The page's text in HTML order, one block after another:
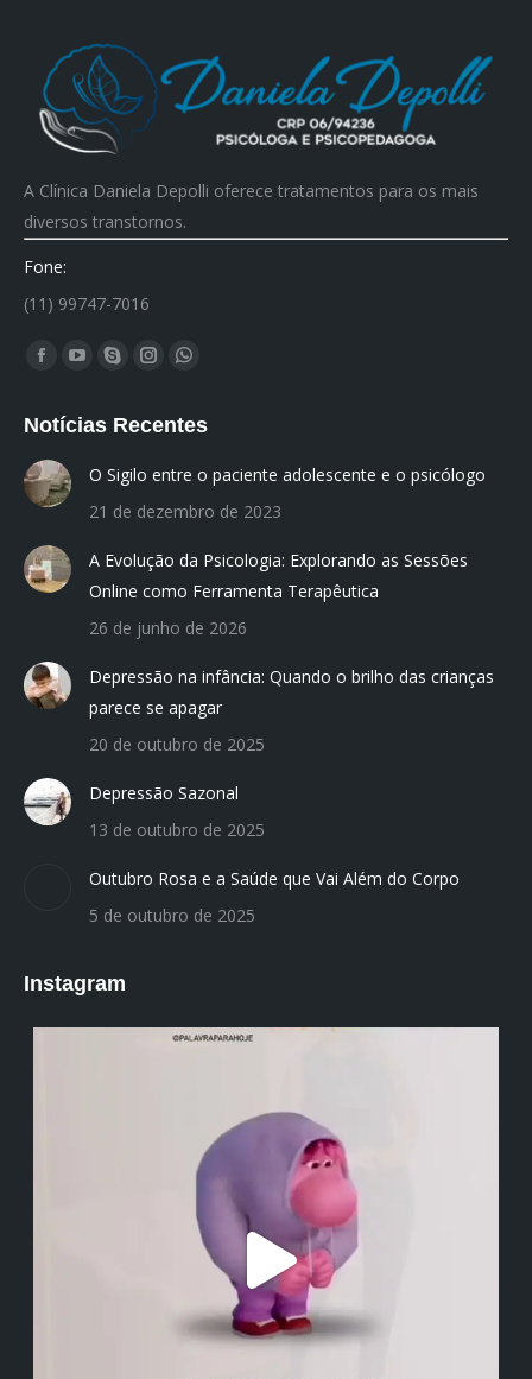
A Clínica Daniela Depolli oferece tratamentos para os mais
diversos transtornos.
Fone:
(11) 99747-7016
Encontre-nos em:
Facebook
opens
in
new
window
YouTube
opens
window
Skype
opens
new
window
Instagram
opens
window
Whatsapp
opens
new
window
Notícias Recentes
O Sigilo entre o paciente adolescente e o psicólogo
21 de dezembro de 2023
A Evolução da Psicologia: Explorando as Sessões
Online como Ferramenta Terapêutica
26 de junho de 2026
Depressão na infância: Quando o brilho das crianças
parece se apagar
20 de outubro de 2025
Depressão Sazonal
13 de outubro de 2025
Outubro Rosa e a Saúde que Vai Além do Corpo
5 de outubro de 2025
Instagram